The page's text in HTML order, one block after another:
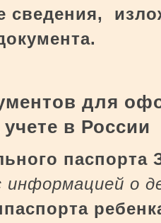
сведения,
для
в России
информацией о